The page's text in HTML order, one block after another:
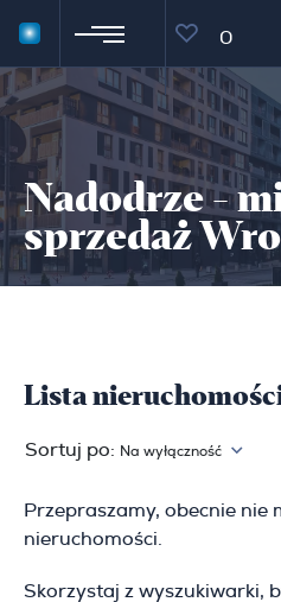
0
Nadodrze -
sprzedaż
Lista
Sortuj po: Na wyłączność
Przepraszamy, obecnie nie
nieruchomości.
Skorzystaj z wyszukiwarki,